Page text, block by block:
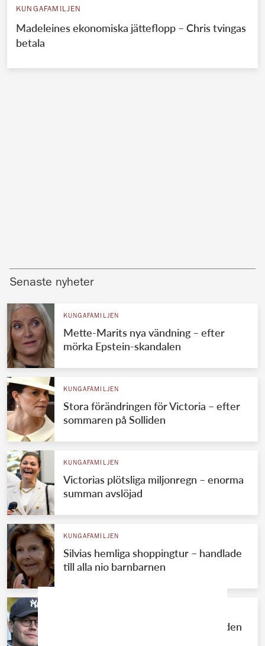
KUNGAFAMILJEN
Madeleines ekonomiska jätteflopp – Chris tvingas
betala
Senaste nyheter
KUNGAFAMILJEN
Mette-Marits nya vändning – efter
mörka Epstein-skandalen
KUNGAFAMILJEN
Stora förändringen för Victoria – efter
sommaren på Solliden
KUNGAFAMILJEN
Victorias plötsliga miljonregn – enorma
summan avslöjad
KUNGAFAMILJEN
Silvias hemliga shoppingtur – handlade
till alla nio barnbarnen
Prins Daniels tunga besked på Solliden